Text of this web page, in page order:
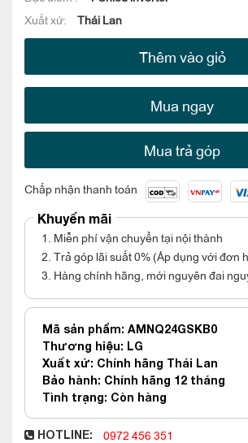
Xuất xứ:
Thái Lan
Thêm vào giỏ
Mua ngay
Mua trả góp
Chấp nhận thanh toán
Khuyến mãi
1. Miễn phí vận chuyển tại nội thành
2. Trả góp lãi suất 0% (Áp dụng với đơn
3. Hàng chính hãng, mới nguyên đai
Mã sản phẩm: AMNQ24GSKB0
Thương hiệu: LG
Xuất xứ: Chính hãng Thái Lan
Bảo hành: Chính hãng 12 tháng
Tình trạng: Còn hàng
HOTLINE: 0972 456 351